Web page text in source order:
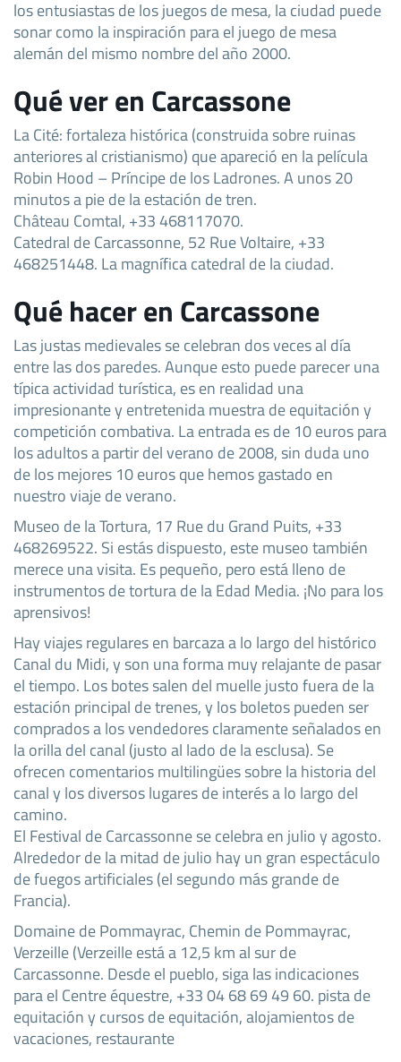
los entusiastas de los juegos de mesa, la ciudad puede
sonar como la inspiración para el juego de mesa
alemán del mismo nombre del año 2000.
Qué ver en Carcassone
La Cité: fortaleza histórica (construida sobre ruinas
anteriores al cristianismo) que apareció en la película
Robin Hood – Príncipe de los Ladrones. A unos 20
minutos a pie de la estación de tren.
Château Comtal, +33 468117070.
Catedral de Carcassonne, 52 Rue Voltaire, +33
468251448. La magnífica catedral de la ciudad.
Qué hacer en Carcassone
Las justas medievales se celebran dos veces al día
entre las dos paredes. Aunque esto puede parecer una
típica actividad turística, es en realidad una
impresionante y entretenida muestra de equitación y
competición combativa. La entrada es de 10 euros para
los adultos a partir del verano de 2008, sin duda uno
de los mejores 10 euros que hemos gastado en
nuestro viaje de verano.
Museo de la Tortura, 17 Rue du Grand Puits, +33
468269522. Si estás dispuesto, este museo también
merece una visita. Es pequeño, pero está lleno de
instrumentos de tortura de la Edad Media. ¡No para los
aprensivos!
Hay viajes regulares en barcaza a lo largo del histórico
Canal du Midi, y son una forma muy relajante de pasar
el tiempo. Los botes salen del muelle justo fuera de la
estación principal de trenes, y los boletos pueden ser
comprados a los vendedores claramente señalados en
la orilla del canal (justo al lado de la esclusa). Se
ofrecen comentarios multilingües sobre la historia del
canal y los diversos lugares de interés a lo largo del
camino.
El Festival de Carcassonne se celebra en julio y agosto.
Alrededor de la mitad de julio hay un gran espectáculo
de fuegos artificiales (el segundo más grande de
Francia).
Domaine de Pommayrac, Chemin de Pommayrac,
Verzeille (Verzeille está a 12,5 km al sur de
Carcassonne. Desde el pueblo, siga las indicaciones
para el Centre équestre, +33 04 68 69 49 60. pista de
equitación y cursos de equitación, alojamientos de
vacaciones, restaurante